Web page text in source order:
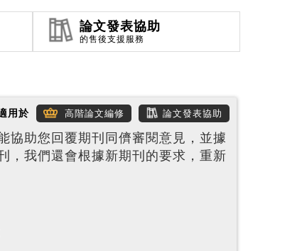
論文發表協助
論文發表協助
高階論文編修
用於
協助您回覆期刊同儕審閱意見，並據
，我們還會根據新期刊的要求，重新